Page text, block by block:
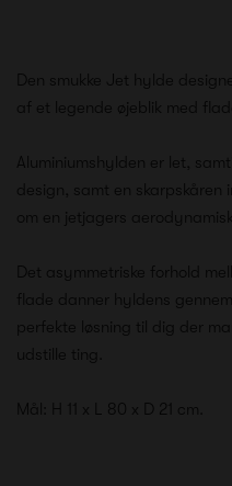
Den smukke Jet hylde
af et legende øjeblik med
Aluminiumshylden er let,
design, samt en skarpskåren
om en jetjagers
Det asymmetriske forhold
flade danner hyldens
perfekte løsning til dig der
udstille ting.
Mål: H 11 x L 80 x D 21 cm.